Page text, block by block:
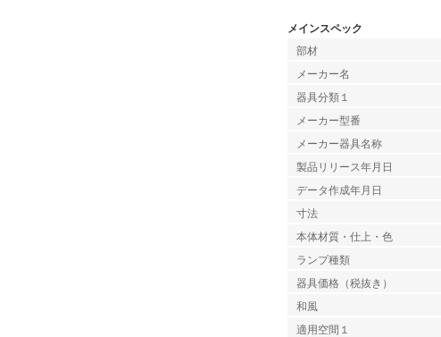
メインスペック
部材
メーカー名
器具分類１
メーカー型番
メーカー器具名称
製品リリース年月日
データ作成年月日
寸法
本体材質・仕上・色
ランプ種類
器具価格（税抜き）
和風
適用空間１